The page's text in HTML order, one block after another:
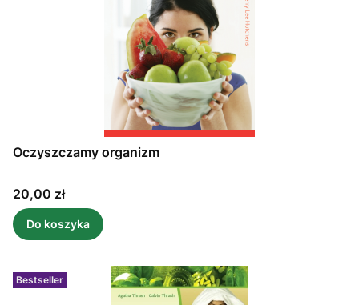
Oczyszczamy organizm
Cena
20,00 zł
Do koszyka
Bestseller